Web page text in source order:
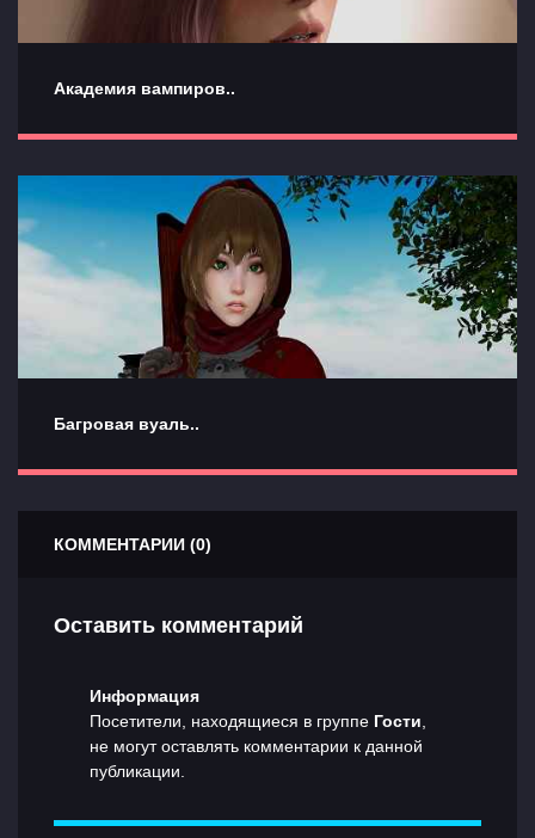
Академия вампиров..
Багровая вуаль..
КОММЕНТАРИИ (0)
Оставить комментарий
Информация
Посетители, находящиеся в группе Гости,
не могут оставлять комментарии к данной
публикации.